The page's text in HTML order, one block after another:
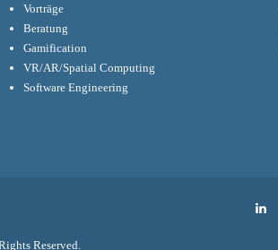
Vorträge
Beratung
Gamification
VR/AR/Spatial Computing
Software Engineering
Reserved.